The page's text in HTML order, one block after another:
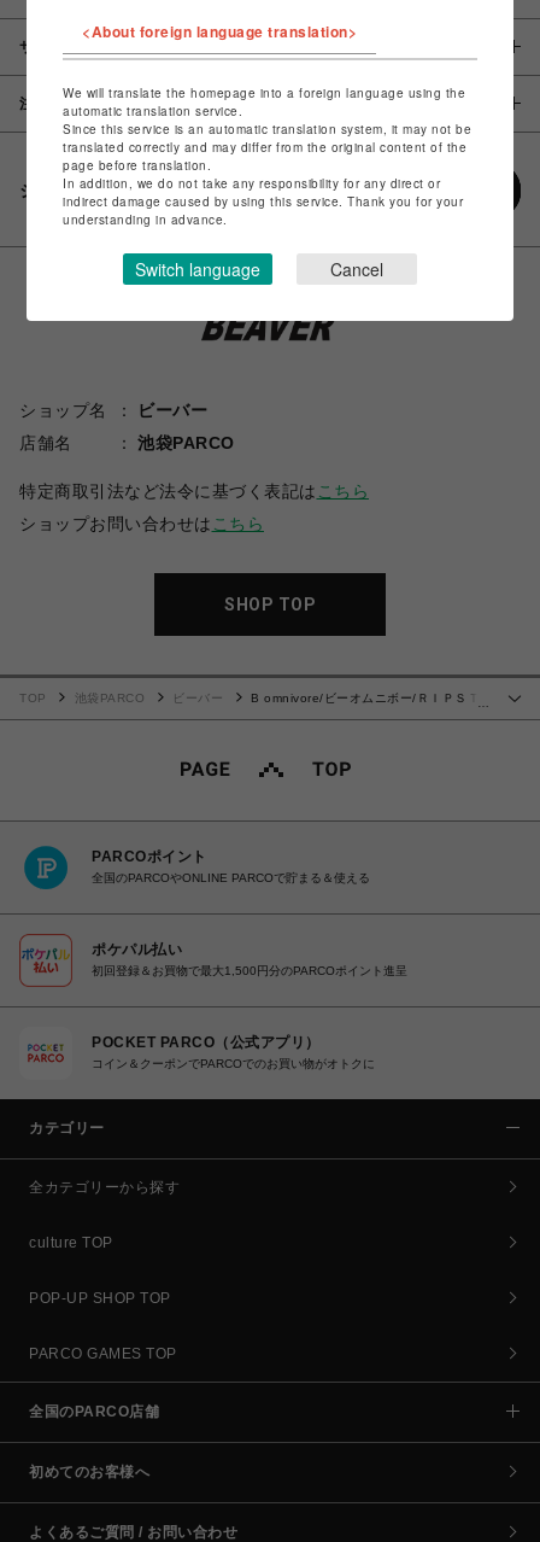
サイズ
注意事項
シェアする
ショップ名
ビーバー
店舗名
池袋PARCO
特定商取引法など法令に基づく表記は こちら
ショップお問い合わせは こちら
SHOP TOP
TOP 池袋PARCO ビーバー
B omnivore/ビーオムニボー/ＲＩＰＳＴ
PARCOポイント
全国のPARCOやONLINE PARCOで貯まる＆使える
ポケパル払い
初回登録＆お買物で最大1,500円分のPARCOポイント進呈
POCKET PARCO（公式アプリ）
コイン＆クーポンでPARCOでのお買い物がオトクに
カテゴリー
全カテゴリーから探す
culture TOP
POP-UP SHOP TOP
PARCO GAMES TOP
全国のPARCO店舗
初めてのお客様へ
よくあるご質問 / お問い合わせ
<About foreign language translation>
We will translate the homepage into a foreign language using the
automatic translation service.
Since this service is an automatic translation system, it may not be
translated correctly and may differ from the original content of the
page before translation.
In addition, we do not take any responsibility for any direct or
indirect damage caused by using this service. Thank you for your
understanding in advance.
Switch language Cancel